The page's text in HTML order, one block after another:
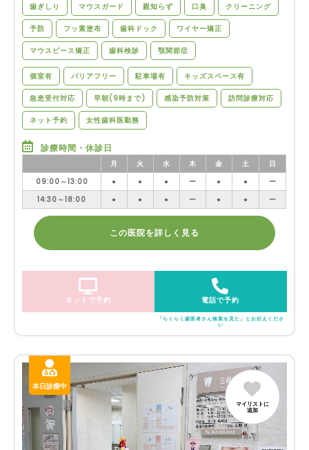
歯ぎしり マウスガード 親知らず 口臭 クリーニング
予防 フッ素塗布 歯科ドック ワイヤー矯正
マウスピース矯正 歯科検診 顎関節症
個室有 バリアフリー 駐車場有 キッズスペース有
急患受付対応 早朝(9時まで) 感染予防対策 訪問診療対応
ネット予約 女性歯科医勤務
診療時間・休診日
月 火 水 木 金 土
日
09:00～13:00
● ● ● ー ● ●
ー
14:30～18:00
● ● ● ー ● ● ー
この医院を詳しく見る
ネットで予約 電話で予約
「らくらく歯医者さん検索を見た」とお伝えくださ
い
本日診療中
マイリストに
追加